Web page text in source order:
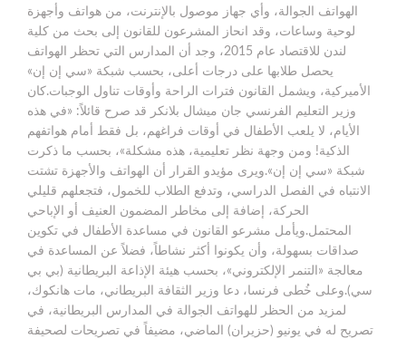
الهواتف الجوالة، وأي جهاز موصول بالإنترنت، من هواتف وأجهزة
لوحية وساعات، وقد انحاز المشرعون للقانون إلى بحث من كلية
لندن للاقتصاد عام 2015، وجد أن المدارس التي تحظر الهواتف
يحصل طلابها على درجات أعلى، بحسب شبكة «سي إن إن»
الأميركية، ويشمل القانون فترات الراحة وأوقات تناول الوجبات.كان
وزير التعليم الفرنسي جان ميشال بلانكر قد صرح قائلاً: «في هذه
الأيام، لا يلعب الأطفال في أوقات فراغهم، بل فقط أمام هواتفهم
الذكية! ومن وجهة نظر تعليمية، هذه مشكلة»، بحسب ما ذكرت
شبكة «سي إن إن».ويرى مؤيدو القرار أن الهواتف والأجهزة تشتت
الانتباه في الفصل الدراسي، وتدفع الطلاب للخمول، فتجعلهم قليلي
الحركة، إضافة إلى مخاطر المضمون العنيف أو الإباحي
المحتمل.ويأمل مشرعو القانون في مساعدة الأطفال في تكوين
صداقات بسهولة، وأن يكونوا أكثر نشاطاً، فضلاً عن المساعدة في
معالجة «التنمر الإلكتروني»، بحسب هيئة الإذاعة البريطانية (بي بي
سي).وعلى خُطى فرنسا، دعا وزير الثقافة البريطاني، مات هانكوك،
لمزيد من الحظر للهواتف الجوالة في المدارس البريطانية، في
تصريح له في يونيو (حزيران) الماضي، مضيفاً في تصريحات لصحيفة